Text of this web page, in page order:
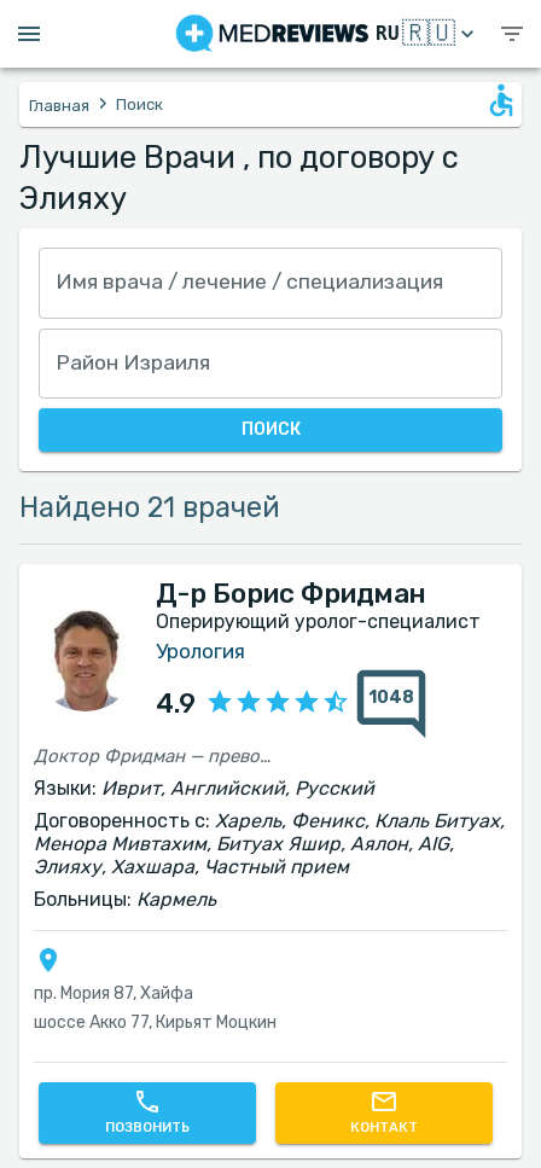
RU🇷🇺
Главная › Поиск
Лучшие Врачи , по договору с
Элияху
Имя врача / лечение / специализация
Район Израиля
ПОИСК
Найдено 21 врачей
Д-р Борис Фридман
Оперирующий уролог-специалист
Урология
4.9 1048
Доктор Фридман — превосходный врач, внимательный и профессиональный. Он всё подробно объяснил перед операцией, и всё прошло благополучно. Не сожалею о том, что приехал из Ришон-ле-Циона в Хайфу, чтобы получить лечение у доктора Фридмана
Языки: Иврит, Английский, Русский
Договоренность с: Харель, Феникс, Клаль Битуах,
Менора Мивтахим, Битуах Яшир, Аялон, AIG,
Элияху, Хахшара, Частный прием
Больницы: Кармель
пр. Мория 87, Хайфа
шоссе Акко 77, Кирьят Моцкин
ПОЗВОНИТЬ КОНТАКТ